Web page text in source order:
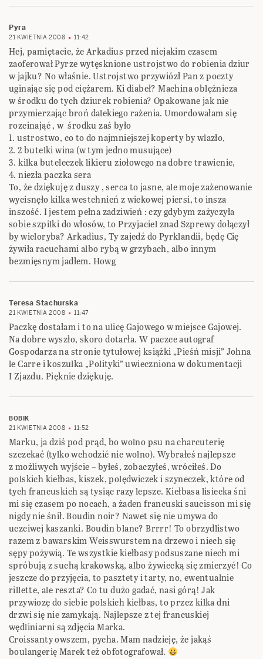
Pyra
21 KWIETNIA 2008 11:42
Hej, pamiętacie, że Arkadius przed niejakim czasem
zaoferował Pyrze wytęsknione ustrojstwo do robienia dziur
w jajku? No właśnie. Ustrojstwo przywiózł Pan z poczty
uginając się pod ciężarem. Ki diabeł? Machina oblężnicza
w środku do tych dziurek robienia? Opakowane jak nie
przymierzając broń dalekiego rażenia. Umordowałam się
rozcinająć , w środku zaś było
1. ustrostwo, co to do najmniejszej koperty by wlazło,
2. 2 butelki wina (w tym jedno musujące)
3. kilka buteleczek likieru ziołowego na dobre trawienie,
4. niezła paczka sera
To, że dziękuję z duszy , serca to jasne, ale moje zażenowanie
wycisnęło kilka westchnień z wiekowej piersi, to insza
inszość. I jestem pełna zadziwień : czy gdybym zażyczyła
sobie szpilki do włosów, to Przyjaciel znad Szprewy dołączył
by wieloryba? Arkadius, Ty zajedź do Pyrklandii, będę Cię
żywiła racuchami albo rybą w grzybach, albo innym
bezmięsnym jadłem. Howg
Teresa Stachurska
21 KWIETNIA 2008 11:47
Paczkę dostałam i to na ulicę Gajowego w miejsce Gajowej.
Na dobre wyszło, skoro dotarła. W paczce autograf
Gospodarza na stronie tytułowej książki „Pieśń misji” Johna
le Carre i koszulka „Polityki” uwieczniona w dokumentacji
I Zjazdu. Pięknie dziękuję.
BOBIK
21 KWIETNIA 2008
11:52
Marku, ja dziś pod prąd, bo wolno psu na charcuterię
szczekać (tylko wchodzić nie wolno). Wybrałeś najlepsze
z możliwych wyjście – byłeś, zobaczyłeś, wróciłeś. Do
polskich kiełbas, kiszek, polędwiczek i szyneczek, które od
tych francuskich są tysiąc razy lepsze. Kiełbasa lisiecka śni
mi się czasem po nocach, a żaden francuski saucisson mi się
nigdy nie śnił. Boudin noir? Nawet się nie umywa do
uczciwej kaszanki. Boudin blanc? Brrrr! To obrzydlistwo
razem z bawarskim Weisswurstem na drzewo i niech się
sępy pożywią. Te wszystkie kiełbasy podsuszane niech mi
spróbują z suchą krakowską, albo żywiecką się zmierzyć! Co
jeszcze do przyjęcia, to pasztety i tarty, no, ewentualnie
rillette, ale reszta? Co tu dużo gadać, nasi górą! Jak
przywiozę do siebie polskich kiełbas, to przez kilka dni
drzwi się nie zamykają. Najlepsze z tej francuskiej
wędliniarni są zdjęcia Marka.
Croissanty owszem, pycha. Mam nadzieję, że jakąś
boulangerię Marek też obfotografował.